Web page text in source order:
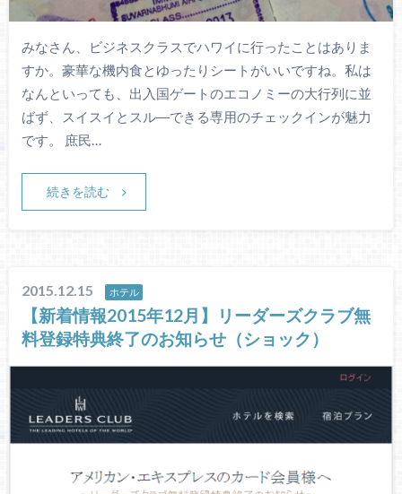
みなさん、ビジネスクラスでハワイに行ったことはありま
すか。豪華な機内食とゆったりシートがいいですね。私は
なんといっても、出入国ゲートのエコノミーの大行列に並
ばず、スイスイとスル―できる専用のチェックインが魅力
です。 庶民…
続きを読む
2015.12.15 ホテル
【新着情報2015年12月】リーダーズクラブ無
料登録特典終了のお知らせ（ショック）